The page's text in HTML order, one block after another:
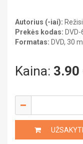
Heraldika
Kitos
DAILĖ
FIZIKA
ISTORIJA
MUZIKA
BIOLOGIJA
CHEMIJA
DAILĖ
FILMAI
GIMNAZIJA
Autorius (-iai):
Prekės kodas:
Formatas: DVD, 30
Kaina: 3.90
UŽSAKYTI